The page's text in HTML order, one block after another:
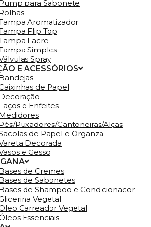
Pump para Sabonete
Rolhas
Aromatizador
Flip Top
Lacre
Simples
Spray
E ACESSÓRIOS
Bandejas
de Papel
Decoração
Laços e Enfeites
Medidores
Pés/Puxadores/Cantoneiras/Alças
de Papel e Organza
Decorada
e Gesso
Bases de Cremes
Bases de Sabonetes
Bases de Shampoo e Condicionador
Vegetal
Carreador Vegetal
Essenciais